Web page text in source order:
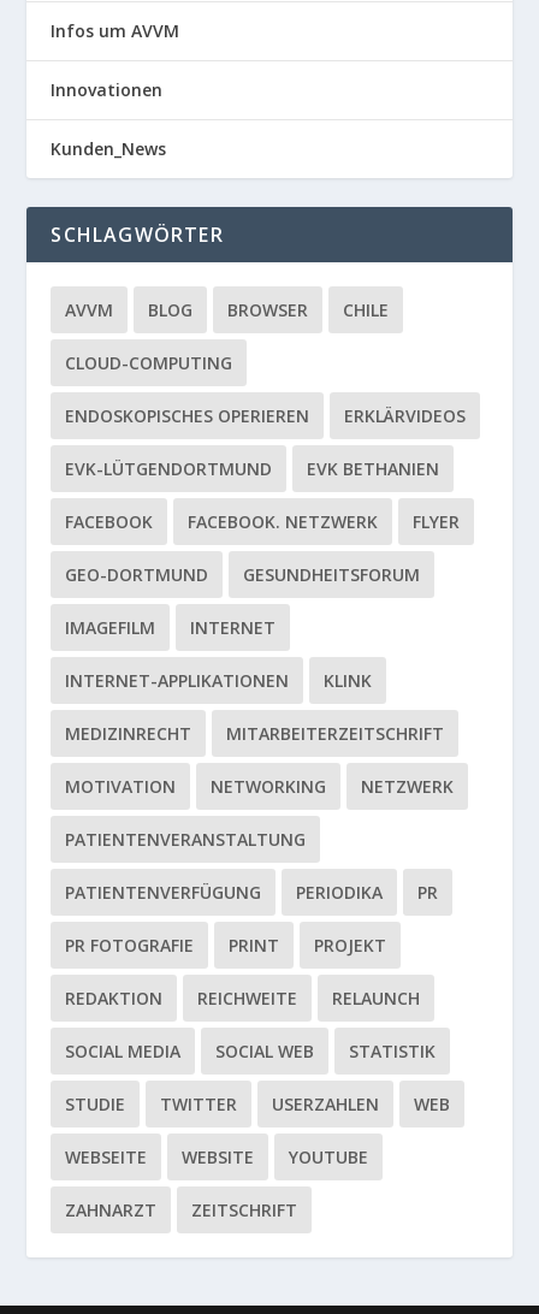
Infos um AVVM
Innovationen
Kunden_News
SCHLAGWÖRTER
AVVM BLOG BROWSER CHILE
CLOUD-COMPUTING
ENDOSKOPISCHES OPERIEREN ERKLÄRVIDEOS
EVK-LÜTGENDORTMUND EVK BETHANIEN
FACEBOOK FACEBOOK. NETZWERK FLYER
GEO-DORTMUND GESUNDHEITSFORUM
IMAGEFILM INTERNET
INTERNET-APPLIKATIONEN KLINK
MEDIZINRECHT MITARBEITERZEITSCHRIFT
MOTIVATION NETWORKING NETZWERK
PATIENTENVERANSTALTUNG
PATIENTENVERFÜGUNG PERIODIKA PR
PR FOTOGRAFIE PRINT PROJEKT
REDAKTION REICHWEITE RELAUNCH
SOCIAL MEDIA SOCIAL WEB STATISTIK
STUDIE TWITTER USERZAHLEN WEB
WEBSEITE WEBSITE YOUTUBE
ZAHNARZT ZEITSCHRIFT